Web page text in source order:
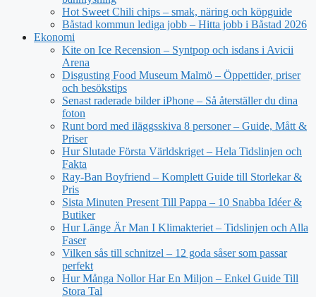
Hot Sweet Chili chips – smak, näring och köpguide
Båstad kommun lediga jobb – Hitta jobb i Båstad 2026
Ekonomi
Kite on Ice Recension – Syntpop och isdans i Avicii
Arena
Disgusting Food Museum Malmö – Öppettider, priser
och besökstips
Senast raderade bilder iPhone – Så återställer du dina
foton
Runt bord med iläggsskiva 8 personer – Guide, Mått &
Priser
Hur Slutade Första Världskriget – Hela Tidslinjen och
Fakta
Ray-Ban Boyfriend – Komplett Guide till Storlekar &
Pris
Sista Minuten Present Till Pappa – 10 Snabba Idéer &
Butiker
Hur Länge Är Man I Klimakteriet – Tidslinjen och Alla
Faser
Vilken sås till schnitzel – 12 goda såser som passar
perfekt
Hur Många Nollor Har En Miljon – Enkel Guide Till
Stora Tal